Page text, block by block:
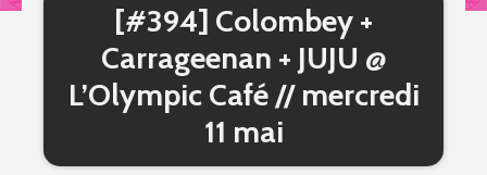
[#394] Colombey +
Carrageenan + JUJU @
L’Olympic Café // mercredi
11 mai